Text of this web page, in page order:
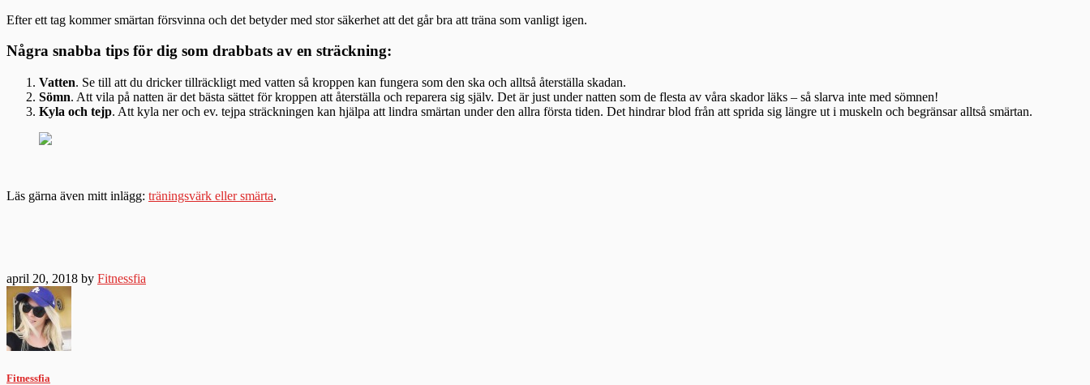
Efter ett tag kommer smärtan försvinna och det betyder med stor säkerhet att det går bra att träna som vanligt igen.
Några snabba tips för dig som drabbats av en sträckning:
Vatten. Se till att du dricker tillräckligt med vatten så kroppen kan fungera som den ska och alltså återställa skadan.
Sömn. Att vila på natten är det bästa sättet för kroppen att återställa och reparera sig själv. Det är just under natten som de flesta av våra skador läks – så slarva inte med sömnen!
Kyla och tejp. Att kyla ner och ev. tejpa sträckningen kan hjälpa att lindra smärtan under den allra första tiden. Det hindrar blod från att sprida sig längre ut i muskeln och begränsar alltså smärtan.
Läs gärna även mitt inlägg: träningsvärk eller smärta.
april 20, 2018 by Fitnessfia
Fitnessfia